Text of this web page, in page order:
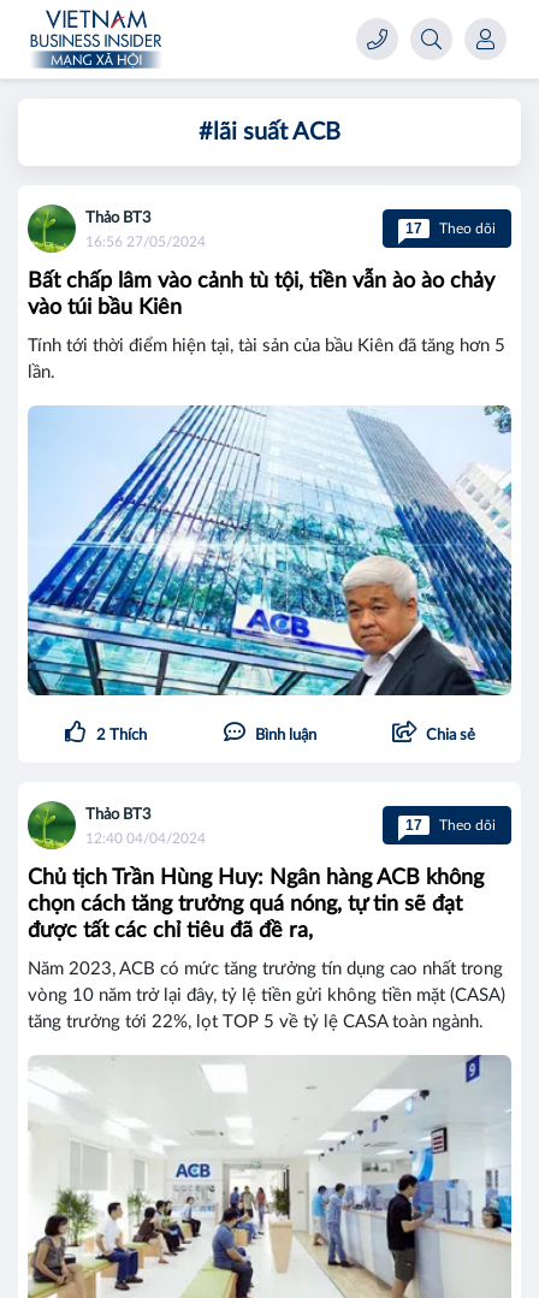
#lãi suất ACB
Thảo BT3
16:56 27/05/2024
17 Theo dõi
Bất chấp lâm vào cảnh tù tội, tiền vẫn ào ào chảy
vào túi bầu Kiên
Tính tới thời điểm hiện tại, tài sản của bầu Kiên đã tăng hơn 5
lần.
2 Thích Bình luận Chia sẻ
Thảo BT3
12:40 04/04/2024
17 Theo dõi
Chủ tịch Trần Hùng Huy: Ngân hàng ACB không
chọn cách tăng trưởng quá nóng, tự tin sẽ đạt
được tất các chỉ tiêu đã đề ra,
Năm 2023, ACB có mức tăng trưởng tín dụng cao nhất trong
vòng 10 năm trở lại đây, tỷ lệ tiền gửi không tiền mặt (CASA)
tăng trưởng tới 22%, lọt TOP 5 về tỷ lệ CASA toàn ngành.